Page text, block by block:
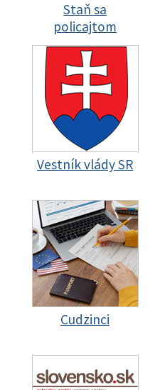
Staň sa
policajtom
Vestník vlády SR
Cudzinci